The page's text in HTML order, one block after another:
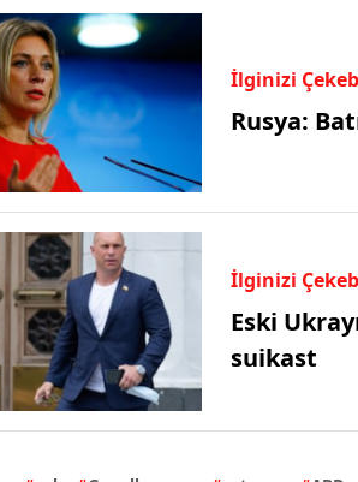
İlginizi
Rusya:
İlginizi
Eski
suikast